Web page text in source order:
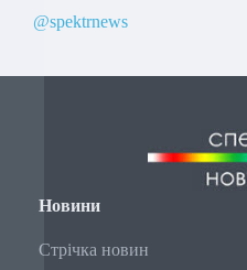
@spektrnews
Новини
Стрічка новин